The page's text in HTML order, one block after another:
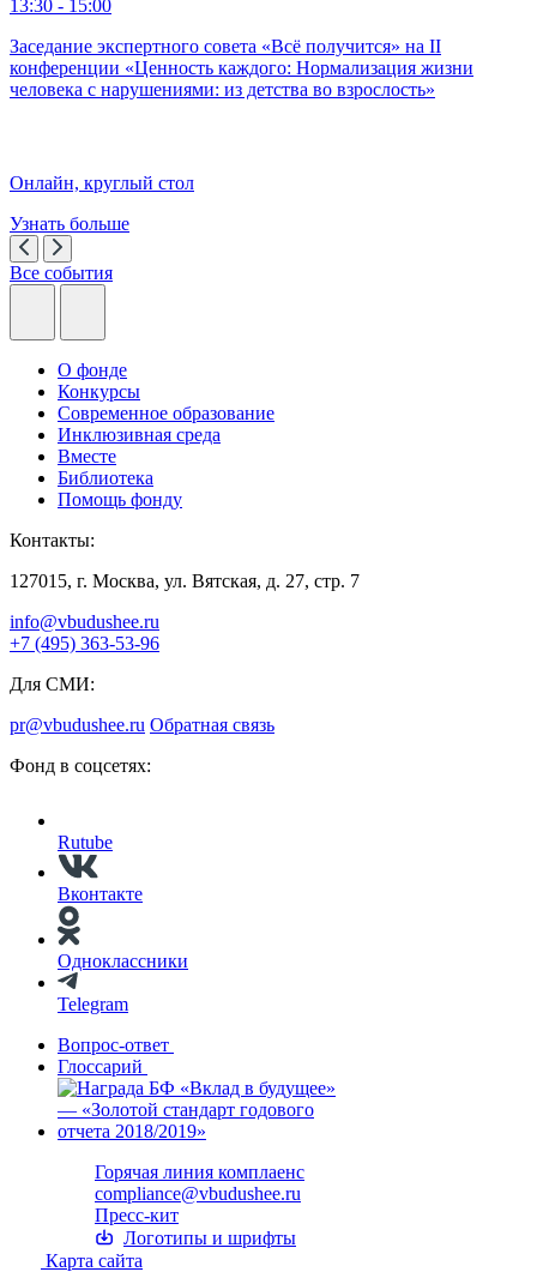
13:30 - 15:00
Заседание экспертного совета «Всё получится» на II
конференции «Ценность каждого: Нормализация жизни
человека с нарушениями: из детства во взрослость»
Онлайн, круглый стол
Узнать больше
Все события
О фонде
Конкурсы
Современное образование
Инклюзивная среда
Вместе
Библиотека
Помощь фонду
Контакты:
127015, г. Москва, ул. Вятская, д. 27, стр. 7
info@vbudushee.ru
+7 (495) 363-53-96
Для СМИ:
pr@vbudushee.ru Обратная связь
Фонд в соцсетях:
Rutube
Вконтакте
Одноклассники
Telegram
Вопрос-ответ
Глоссарий
Горячая линия комплаенс
compliance@vbudushee.ru
Пресс-кит
Логотипы и шрифты
Карта сайта